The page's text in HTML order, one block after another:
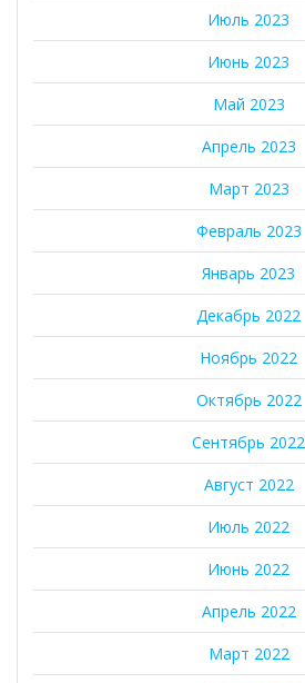
Июль 2023
Июнь 2023
Май 2023
Апрель 2023
Март 2023
Февраль 2023
Январь 2023
Декабрь 2022
Ноябрь 2022
Октябрь 2022
Сентябрь 2022
Август 2022
Июль 2022
Июнь 2022
Апрель 2022
Март 2022